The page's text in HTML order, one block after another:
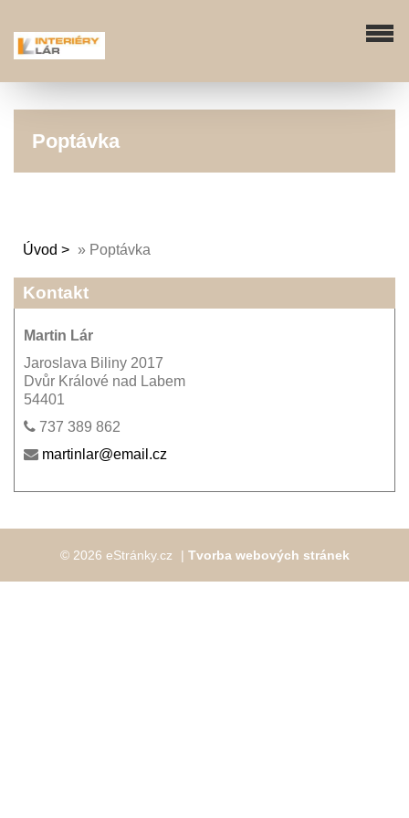
Poptávka
Úvod » Poptávka
Kontakt
Martin Lár
Jaroslava Biliny 2017
Dvůr Králové nad Labem
54401
737 389 862
martinlar@email.cz
© 2026 eStránky.cz | Tvorba webových stránek